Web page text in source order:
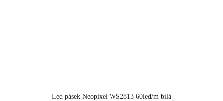
Led pásek Neopixel WS2813 60led/m bílá